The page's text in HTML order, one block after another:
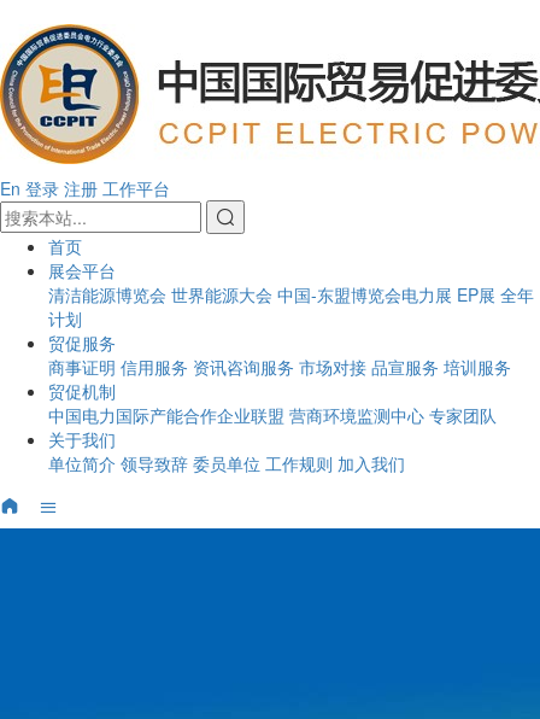
En 登录 注册 工作平台
首页
展会平台
清洁能源博览会 世界能源大会 中国-东盟博览会电力展 EP展 全年
计划
贸促服务
商事证明 信用服务 资讯咨询服务 市场对接 品宣服务 培训服务
贸促机制
中国电力国际产能合作企业联盟 营商环境监测中心 专家团队
关于我们
单位简介 领导致辞 委员单位 工作规则 加入我们